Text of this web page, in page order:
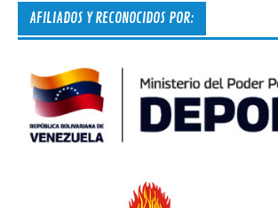
AFILIADOS Y RECONOCIDOS POR: